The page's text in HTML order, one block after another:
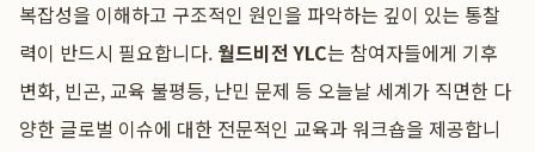
복잡성을 이해하고 구조적인 원인을 파악하는 깊이 있는 통찰
력이 반드시 필요합니다. 월드비전 YLC는 참여자들에게 기후
변화, 빈곤, 교육 불평등, 난민 문제 등 오늘날 세계가 직면한 다
양한 글로벌 이슈에 대한 전문적인 교육과 워크숍을 제공합니